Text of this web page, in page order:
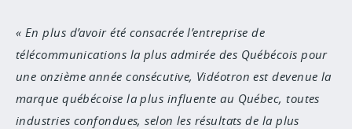
En plus d’avoir été consacrée l’entreprise de
télécommunications la plus admirée des Québécois pour
une onzième année consécutive, Vidéotron est devenue la
marque québécoise la plus influente au Québec, toutes
industries confondues, selon les résultats de la plus